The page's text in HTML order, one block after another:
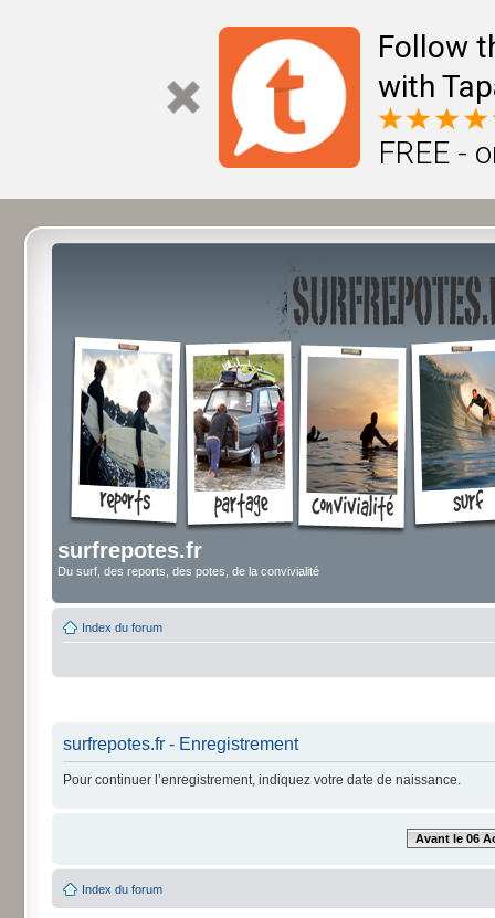
Follow
with
FREE -
surfrepotes.fr
Du surf, des reports, des potes, de la convivialité
Index du forum
surfrepotes.fr - Enregistrement
Pour continuer l’enregistrement, indiquez votre date de naissance.
Avant le 06
Index du forum